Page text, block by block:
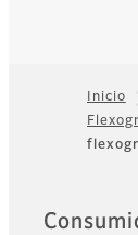
Footer
Inicio
Quick